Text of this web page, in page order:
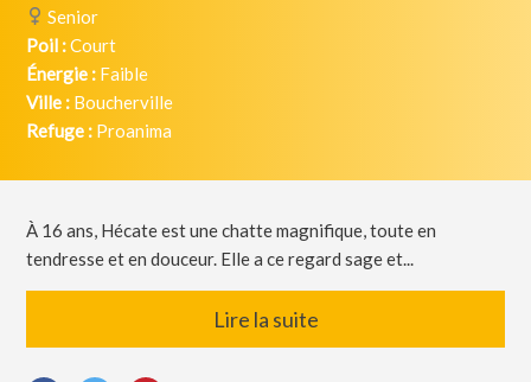
Senior
Poil :Court
Énergie : Faible
Ville : Boucherville
Refuge : Proanima
À 16 ans, Hécate est une chatte magnifique, toute en
tendresse et en douceur. Elle a ce regard sage et...
Lire la suite